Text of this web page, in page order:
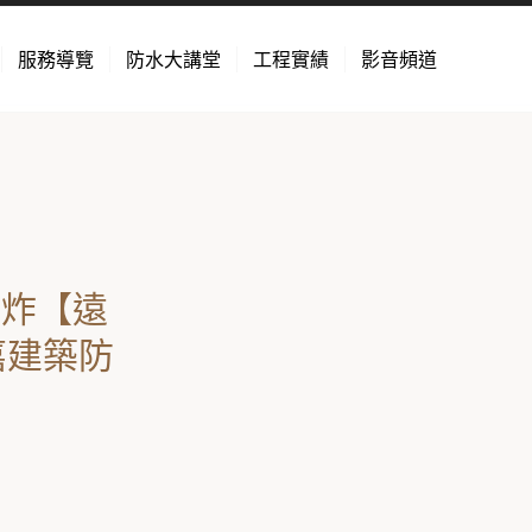
服務導覽 防水大講堂 工程實績 影音頻道
【遠
築防